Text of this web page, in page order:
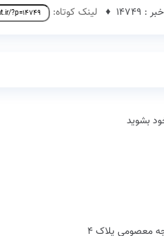
♦ لینک کوتاه:
بشويد
معصومی پلاک 4